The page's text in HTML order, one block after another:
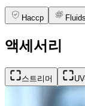
Haccp Fluids
액세서리
스트리머